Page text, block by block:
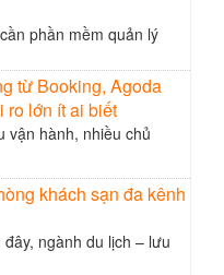
phần mềm quản lý
từ Booking, Agoda
ro lớn ít ai biết
vận hành, nhiều chủ
khách sạn đa kênh
ngành du lịch – lưu